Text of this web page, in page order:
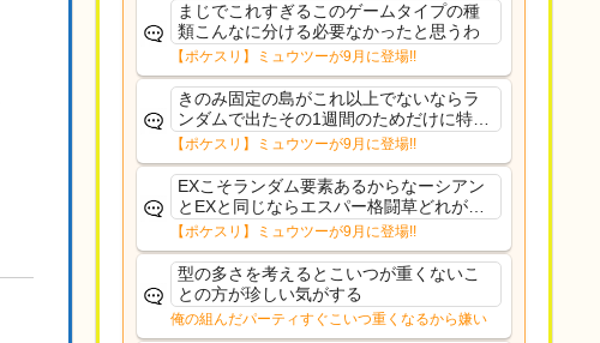
まじでこれすぎるこのゲームタイプの種
類こんなに分ける必要なかったと思うわ
【ポケスリ】ミュウツーが9月に登場!!
きのみ固定の島がこれ以上でないならラ
ンダムで出たその1週間のためだけに特定
のタイプにリソース割くのなんだかむな
しい気がするわ出番がないってわけじゃ
ないから無駄ではないんだけど
【ポケスリ】ミュウツーが9月に登場!!
EXこそランダム要素あるからなーシアン
とEXと同じならエスパー格闘草どれが事
前に来るか分からんから、積む必要があ
るミュウツーは使いにくくね？って思っ
た
【ポケスリ】ミュウツーが9月に登場!!
型の多さを考えるとこいつが重くないこ
との方が珍しい気がする
俺の組んだパーティすぐこいつ重くなるから嫌い